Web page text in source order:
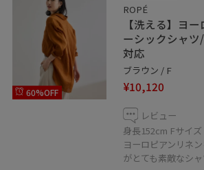
※店頭及び屋外での撮影画像は、光の
が異なって見える場合がございます
ジオ撮影の画像をご参照下さい。
LINE接客承ってます！
聞きたいことはあるけれど電話するお
なかなか外に出られないという方、
お取り置きなどもお伺い出来ます！
是非、お気軽にメッセージ送ってくだ
60%OFF
ROPÉ
【洗える】ヨ
ーシックシャ
対応
ブラウン / F
¥10,120
レビュー
身長152cm Fサイズ
ヨーロピアンリネ
がとても素敵なシャ